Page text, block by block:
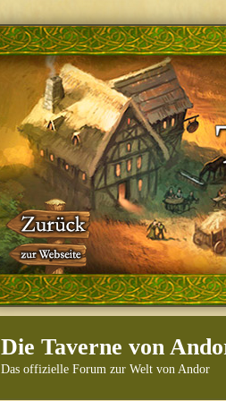
Die Taverne von
Das offizielle Forum zur Welt von Andor